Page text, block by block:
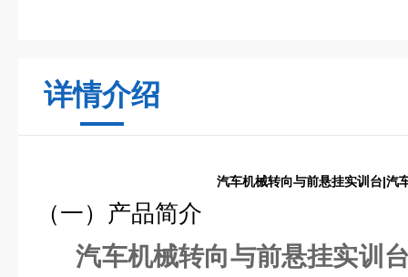
详情介绍
汽车机械转向与前悬挂实训台|汽
（一）产品简介
汽车机械转向与前悬挂实训